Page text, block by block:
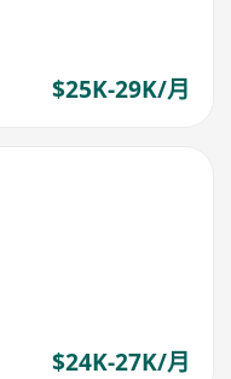
$25K-29K/月
$24K-27K/月